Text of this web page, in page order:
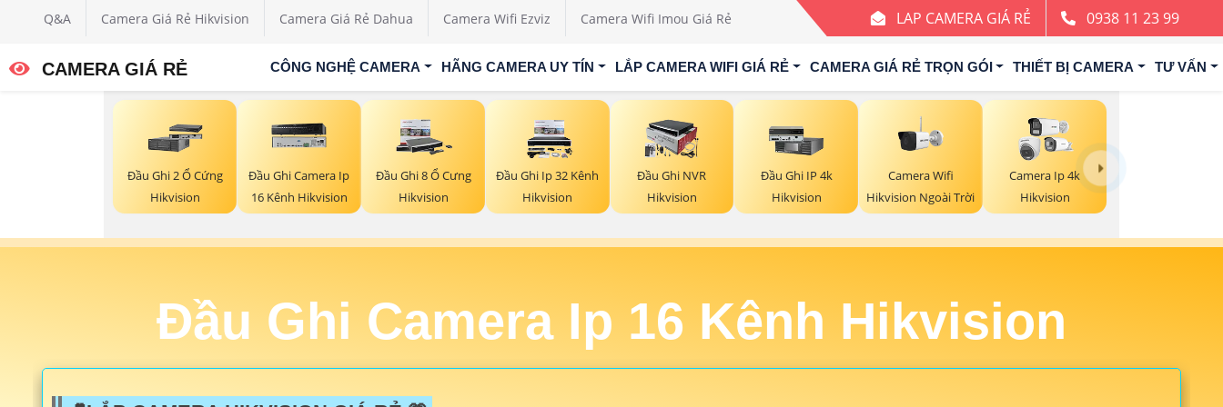
Q&A Camera Giá Rẻ Hikvision Camera Giá Rẻ Dahua Camera Wifi Ezviz Camera Wifi Imou Giá Rẻ LAP CAMERA GIÁ RẺ 0938 11 23 99
CAMERA GIÁ RẺ CÔNG NGHỆ CAMERA HÃNG CAMERA UY TÍN LẮP CAMERA WIFI GIÁ RẺ CAMERA GIÁ RẺ TRỌN GÓI THIẾT BỊ CAMERA TƯ VẤN
Đầu Ghi 2 Ổ Cứng
Hikvision
Đầu Ghi Camera Ip
16 Kênh Hikvision
Đầu Ghi 8 Ổ Cưng
Hikvision
Đầu Ghi Ip 32 Kênh
Hikvision
Đầu Ghi NVR
Hikvision
Đầu Ghi IP 4k
Hikvision
Camera Wifi
Hikvision Ngoài Trời
Camera Ip 4k
Hikvision
Đầu Ghi Camera Ip 16 Kênh Hikvision